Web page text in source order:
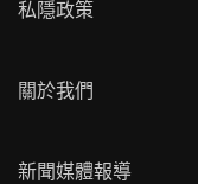
私隱政策
關於我們
新聞媒體報導